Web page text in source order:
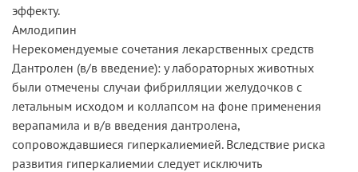
эффекту.
Амлодипин
Нерекомендуемые сочетания лекарственных средств
Дантролен (в/в введение): у лабораторных животных
были отмечены случаи фибрилляции желудочков с
летальным исходом и коллапсом на фоне применения
верапамила и в/в введения дантролена,
сопровождавшиеся гиперкалиемией. Вследствие риска
развития гиперкалиемии следует исключить